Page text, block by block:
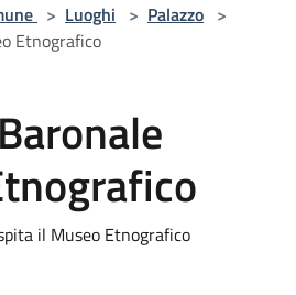
> Luoghi > Palazzo >
Etnografico
il Museo Etnografico